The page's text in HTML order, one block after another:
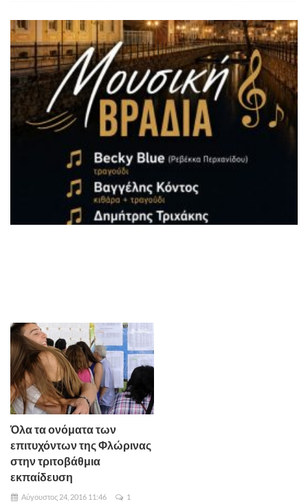
Όλα τα ονόματα των
επιτυχόντων της Φλώρινας
στην τριτοβάθμια
εκπαίδευση
Αύγουστος 24, 2016 11:46 1